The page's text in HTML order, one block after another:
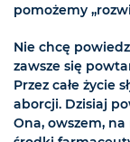
pomożemy
Nie chcę
zawsze się
Przez całe życie
aborcji. Dzisiaj
Ona, owszem,